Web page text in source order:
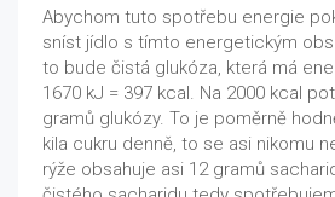
Abychom tuto spotřebu energie
sníst jídlo s tímto energetickým
to bude čistá glukóza, která má
1670 kJ = 397 kcal. Na 2000 kcal
gramů glukózy. To je poměrně
kila cukru denně, to se asi nikomu
rýže obsahuje asi 12 gramů